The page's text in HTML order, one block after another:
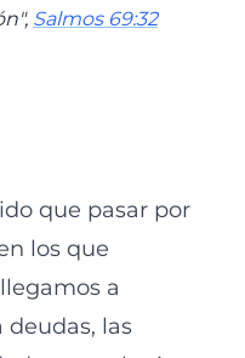
Salmos 69:32
que pasar por
los que
a
deudas, las